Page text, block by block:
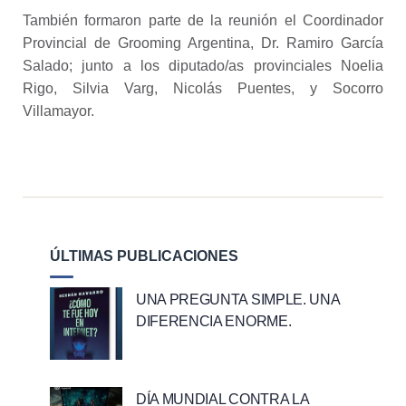
También formaron parte de la reunión el Coordinador
Provincial de Grooming Argentina, Dr. Ramiro García
Salado; junto a los diputado/as provinciales Noelia
Rigo, Silvia Varg, Nicolás Puentes, y Socorro
Villamayor.
ÚLTIMAS PUBLICACIONES
UNA PREGUNTA SIMPLE. UNA
DIFERENCIA ENORME.
DÍA MUNDIAL CONTRA LA